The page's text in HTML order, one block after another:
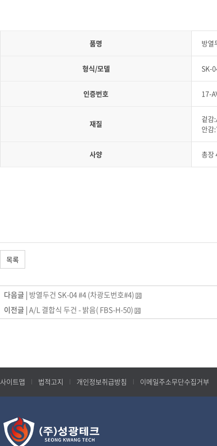
품명 방열
형식/모델 SK-
인증번호 17-
재질
겉
안감
사양 총
목록
다음글 | 방열두건 SK-04 #4 (차광도번호#4)
이전글 |A/L 결합식 두건 - 밝음( FBS-H-50)
사이트맵 법적고지 개인정보취급방침 이메일주소무단수집거부